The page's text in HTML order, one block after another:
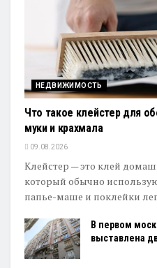
НЕДВИЖИМОСТЬ
Что такое клейстер для
муки и крахмала
09.08.2026
Клейстер — это клей
который обычно
папье-маше и поклейки
В первом
выставлена